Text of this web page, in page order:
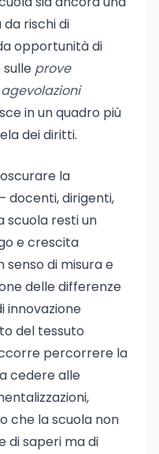
rischi di
opportunità di
prove
agevolazioni
in un quadro più
dei diritti.
la
docenti, dirigenti,
scuola resti un
e crescita
di misura e
delle differenze
innovazione
del tessuto
percorrere la
cedere alle
che la scuola non
di saperi ma di